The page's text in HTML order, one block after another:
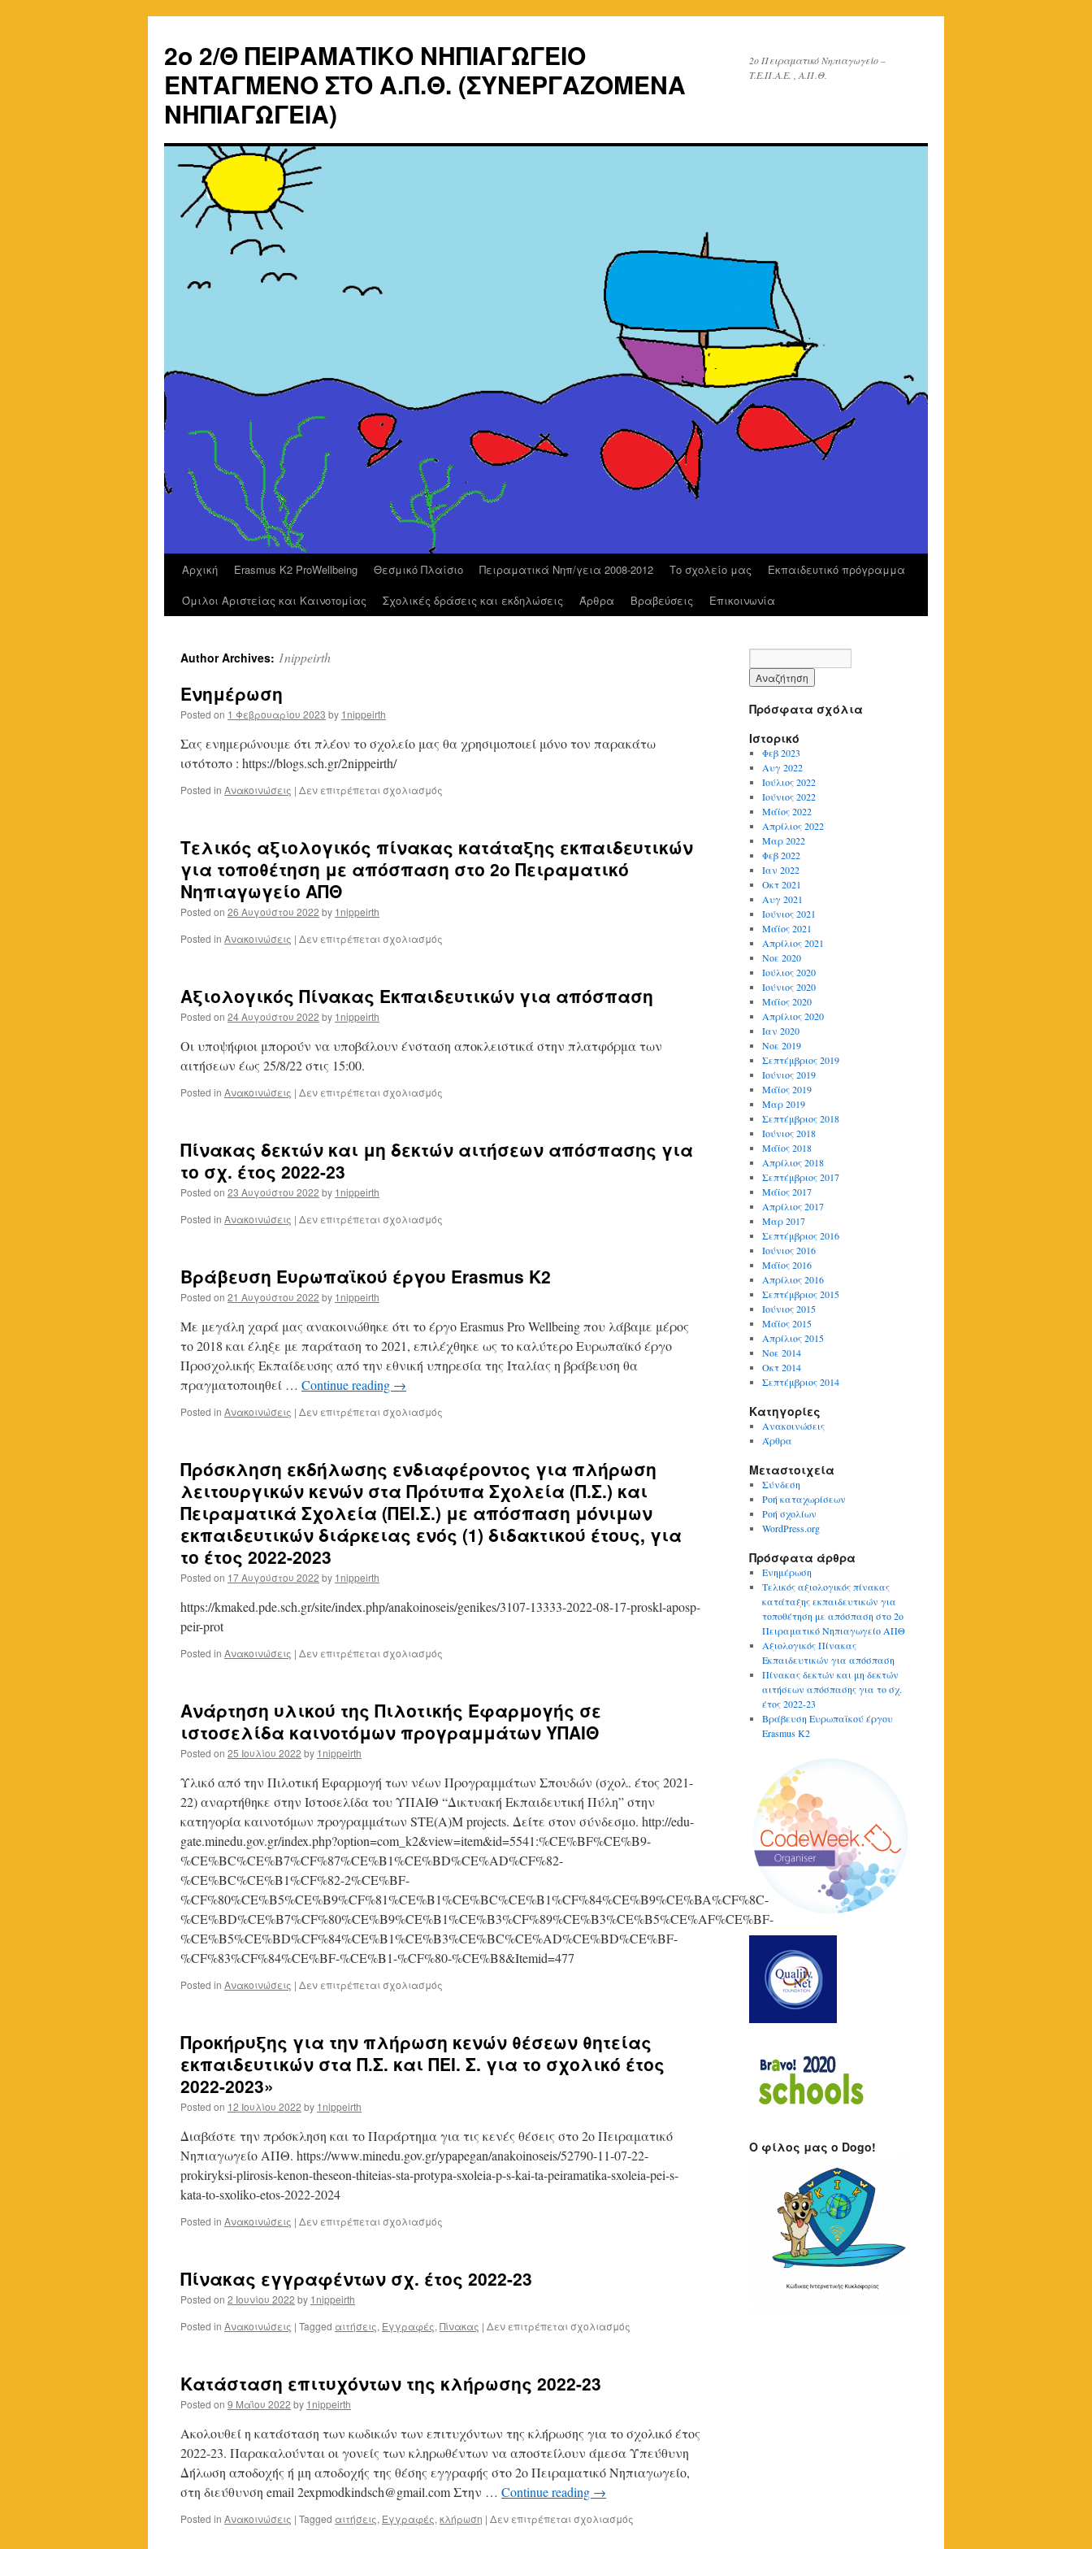
2o 2/Θ ΠΕΙΡΑΜΑΤΙΚΟ ΝΗΠΙΑΓΩΓΕΙΟ
ΕΝΤΑΓΜΕΝΟ ΣΤΟ Α.Π.Θ. (ΣΥΝΕΡΓΑΖΟΜΕΝΑ
ΝΗΠΙΑΓΩΓΕΙΑ)
2o Πειραματικό Νηπιαγωγείο –
T.E.Π.Α.Ε. , Α.Π.Θ.
Αρχική Erasmus K2 ProWellbeing Θεσμικό Πλαίσιο Πειραματικά Νηπ/γεια 2008-2012 Το σχολείο μας
Εκπαιδευτικό πρόγραμμα
Όμιλοι Αριστείας και Καινοτομίας
Σχολικές δράσεις και εκδηλώσεις Άρθρα Βραβεύσεις Επικοινωνία
Author Archives: 1nippeirth
Ενημέρωση
Posted on 1 Φεβρουαρίου 2023 by 1nippeirth
Σας ενημερώνουμε ότι πλέον το σχολείο μας θα χρησιμοποιεί μόνο τον παρακάτω
ιστότοπο : https://blogs.sch.gr/2nippeirth/
Posted in Ανακοινώσεις | Δεν επιτρέπεται σχολιασμός
Τελικός αξιολογικός πίνακας κατάταξης εκπαιδευτικών
για τοποθέτηση με απόσπαση στο 2ο Πειραματικό
Νηπιαγωγείο ΑΠΘ
Posted on 26 Αυγούστου 2022 by 1nippeirth
Posted in Ανακοινώσεις | Δεν επιτρέπεται σχολιασμός
Αξιολογικός Πίνακας Εκπαιδευτικών για απόσπαση
Posted on 24 Αυγούστου 2022 by 1nippeirth
Οι υποψήφιοι μπορούν να υποβάλουν ένσταση αποκλειστικά στην πλατφόρμα των
αιτήσεων έως 25/8/22 στις 15:00.
Posted in Ανακοινώσεις | Δεν επιτρέπεται σχολιασμός
Πίνακας δεκτών και μη δεκτών αιτήσεων απόσπασης για
το σχ. έτος 2022-23
Posted on 23 Αυγούστου 2022 by 1nippeirth
Posted in Ανακοινώσεις | Δεν επιτρέπεται σχολιασμός
Βράβευση Ευρωπαϊκού έργου Erasmus K2
Posted on 21 Αυγούστου 2022 by 1nippeirth
Με μεγάλη χαρά μας ανακοινώθηκε ότι το έργο Erasmus Pro Wellbeing που λάβαμε μέρος
το 2018 και έληξε με παράταση το 2021, επιλέχθηκε ως το καλύτερο Ευρωπαϊκό έργο
Προσχολικής Εκπαίδευσης από την εθνική υπηρεσία της Ιταλίας η βράβευση θα
πραγματοποιηθεί … Continue reading →
Posted in Ανακοινώσεις | Δεν επιτρέπεται σχολιασμός
Πρόσκληση εκδήλωσης ενδιαφέροντος για πλήρωση
λειτουργικών κενών στα Πρότυπα Σχολεία (Π.Σ.) και
Πειραματικά Σχολεία (ΠΕΙ.Σ.) με απόσπαση μόνιμων
εκπαιδευτικών διάρκειας ενός (1) διδακτικού έτους, για
το έτος 2022-2023
Posted on 17 Αυγούστου 2022 by 1nippeirth
https://kmaked.pde.sch.gr/site/index.php/anakoinoseis/genikes/3107-13333-2022-08-17-proskl-aposp-
peir-prot
Posted in Ανακοινώσεις | Δεν επιτρέπεται σχολιασμός
Ανάρτηση υλικού της Πιλοτικής Εφαρμογής σε
ιστοσελίδα καινοτόμων προγραμμάτων ΥΠΑΙΘ
Posted on 25 Ιουλίου 2022 by 1nippeirth
Υλικό από την Πιλοτική Εφαρμογή των νέων Προγραμμάτων Σπουδών (σχολ. έτος 2021-
22) αναρτήθηκε στην Ιστοσελίδα του ΥΠΑΙΘ “Δικτυακή Εκπαιδευτική Πύλη” στην
κατηγορία καινοτόμων προγραμμάτων STE(A)M projects. Δείτε στον σύνδεσμο. http://edu-
gate.minedu.gov.gr/index.php?option=com_k2&view=item&id=5541:%CE%BF%CE%B9-
%CE%BC%CE%B7%CF%87%CE%B1%CE%BD%CE%AD%CF%82-
%CE%BC%CE%B1%CF%82-2%CE%BF-
%CF%80%CE%B5%CE%B9%CF%81%CE%B1%CE%BC%CE%B1%CF%84%CE%B9%CE%BA%CF%8C-
%CE%BD%CE%B7%CF%80%CE%B9%CE%B1%CE%B3%CF%89%CE%B3%CE%B5%CE%AF%CE%BF-
%CE%B5%CE%BD%CF%84%CE%B1%CE%B3%CE%BC%CE%AD%CE%BD%CE%BF-
%CF%83%CF%84%CE%BF-%CE%B1-%CF%80-%CE%B8&Itemid=477
Posted in Ανακοινώσεις | Δεν επιτρέπεται σχολιασμός
Προκήρυξης για την πλήρωση κενών θέσεων θητείας
εκπαιδευτικών στα Π.Σ. και ΠΕΙ. Σ. για το σχολικό έτος
2022-2023»
Posted on 12 Ιουλίου 2022 by 1nippeirth
Διαβάστε την πρόσκληση και το Παράρτημα για τις κενές θέσεις στο 2ο Πειραματικό
Νηπιαγωγείο ΑΠΘ. https://www.minedu.gov.gr/ypapegan/anakoinoseis/52790-11-07-22-
prokiryksi-plirosis-kenon-theseon-thiteias-sta-protypa-sxoleia-p-s-kai-ta-peiramatika-sxoleia-pei-s-
kata-to-sxoliko-etos-2022-2024
Posted in Ανακοινώσεις | Δεν επιτρέπεται σχολιασμός
Πίνακας εγγραφέντων σχ. έτος 2022-23
Posted on 2 Ιουνίου 2022 by 1nippeirth
Posted in Ανακοινώσεις | Tagged αιτήσεις, Εγγραφές, Πίνακας | Δεν επιτρέπεται σχολιασμός
Κατάσταση επιτυχόντων της κλήρωσης 2022-23
Posted on 9 Μαΐου 2022 by 1nippeirth
Ακολουθεί η κατάσταση των κωδικών των επιτυχόντων της κλήρωσης για το σχολικό έτος
2022-23. Παρακαλούνται οι γονείς των κληρωθέντων να αποστείλουν άμεσα Υπεύθυνη
Δήλωση αποδοχής ή μη αποδοχής της θέσης εγγραφής στο 2ο Πειραματικό Νηπιαγωγείο,
στη διεύθυνση email 2expmodkindsch@gmail.com Στην … Continue reading →
Posted in Ανακοινώσεις | Tagged αιτήσεις, Εγγραφές, κλήρωση | Δεν επιτρέπεται σχολιασμός
Πρόσφατα σχόλια
Ιστορικό
Φεβ 2023
Αυγ 2022
Ιούλιος 2022
Ιούνιος 2022
Μάϊος 2022
Απρίλιος 2022
Μαρ 2022
Φεβ 2022
Ιαν 2022
Οκτ 2021
Αυγ 2021
Ιούνιος 2021
Μάϊος 2021
Απρίλιος 2021
Νοε 2020
Ιούλιος 2020
Ιούνιος 2020
Μάϊος 2020
Απρίλιος 2020
Ιαν 2020
Νοε 2019
Σεπτέμβριος 2019
Ιούνιος 2019
Μάϊος 2019
Μαρ 2019
Σεπτέμβριος 2018
Ιούνιος 2018
Μάϊος 2018
Απρίλιος 2018
Σεπτέμβριος 2017
Μάϊος 2017
Απρίλιος 2017
Μαρ 2017
Σεπτέμβριος 2016
Ιούνιος 2016
Μάϊος 2016
Απρίλιος 2016
Σεπτέμβριος 2015
Ιούνιος 2015
Μάϊος 2015
Απρίλιος 2015
Νοε 2014
Οκτ 2014
Σεπτέμβριος 2014
Kατηγορίες
Ανακοινώσεις
Άρθρα
Μεταστοιχεία
Σύνδεση
Ροή καταχωρίσεων
Ροή σχολίων
WordPress.org
Πρόσφατα άρθρα
Ενημέρωση
Τελικός αξιολογικός πίνακας
κατάταξης εκπαιδευτικών για
τοποθέτηση με απόσπαση στο 2ο
Πειραματικό Νηπιαγωγείο ΑΠΘ
Αξιολογικός Πίνακας
Εκπαιδευτικών για απόσπαση
Πίνακας δεκτών και μη δεκτών
αιτήσεων απόσπασης για το σχ.
έτος 2022-23
Βράβευση Ευρωπαϊκού έργου
Erasmus K2
O φίλος μας ο Dogo!